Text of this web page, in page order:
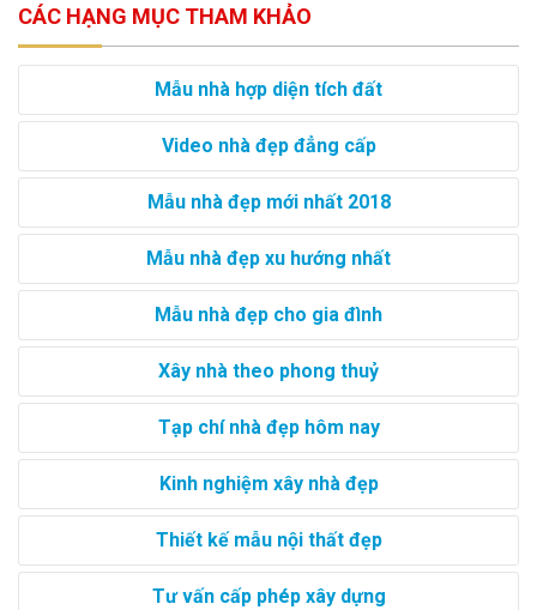
CÁC HẠNG MỤC THAM KHẢO
Mẫu nhà hợp diện tích đất
Video nhà đẹp đẳng cấp
Mẫu nhà đẹp mới nhất 2018
Mẫu nhà đẹp xu hướng nhất
Mẫu nhà đẹp cho gia đình
Xây nhà theo phong thuỷ
Tạp chí nhà đẹp hôm nay
Kinh nghiệm xây nhà đẹp
Thiết kế mẫu nội thất đẹp
Tư vấn cấp phép xây dựng